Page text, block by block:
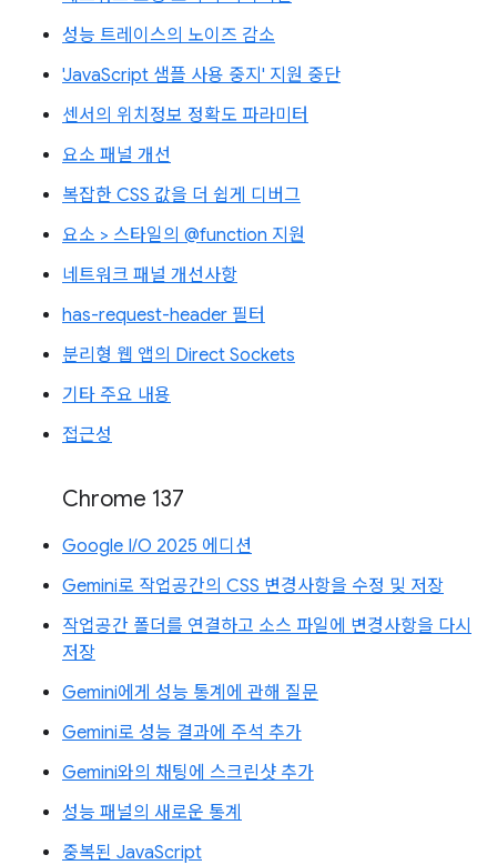
성능 트레이스의 노이즈 감소
'JavaScript 샘플 사용 중지' 지원 중단
센서의 위치정보 정확도 파라미터
요소 패널 개선
복잡한 CSS 값을 더 쉽게 디버그
요소 > 스타일의 @function 지원
네트워크 패널 개선사항
has-request-header 필터
분리형 웹 앱의 Direct Sockets
기타 주요 내용
접근성
Chrome 137
Google I/O 2025 에디션
Gemini로 작업공간의 CSS 변경사항을 수정 및 저장
작업공간 폴더를 연결하고 소스 파일에 변경사항을 다시
저장
Gemini에게 성능 통계에 관해 질문
Gemini로 성능 결과에 주석 추가
Gemini와의 채팅에 스크린샷 추가
성능 패널의 새로운 통계
중복된 JavaScript